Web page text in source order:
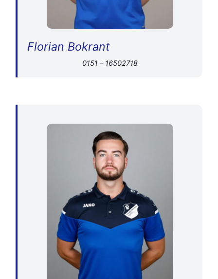
Florian Bokrant
0151 – 16502718